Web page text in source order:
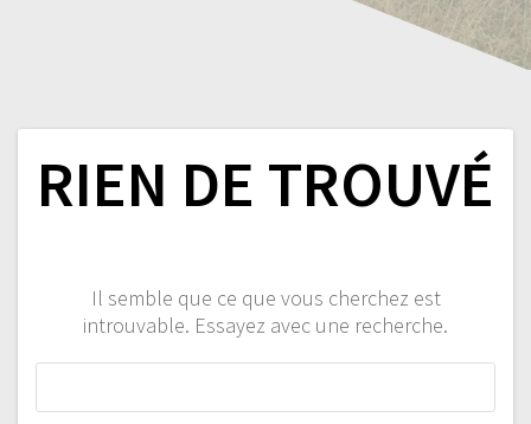
RIEN DE TROUVÉ
Il semble que ce que vous cherchez est
introuvable. Essayez avec une recherche.